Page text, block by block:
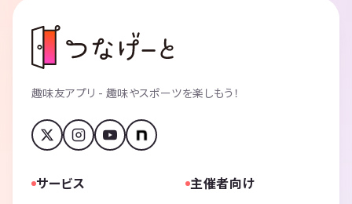
趣味友アプリ - 趣味やスポーツを楽しもう！
サービス 主催者向け